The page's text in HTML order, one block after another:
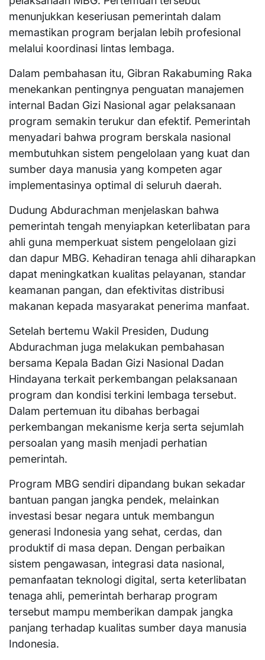
menunjukkan keseriusan pemerintah dalam
memastikan program berjalan lebih profesional
melalui koordinasi lintas lembaga.
Dalam pembahasan itu, Gibran Rakabuming Raka
menekankan pentingnya penguatan manajemen
internal Badan Gizi Nasional agar pelaksanaan
program semakin terukur dan efektif. Pemerintah
menyadari bahwa program berskala nasional
membutuhkan sistem pengelolaan yang kuat dan
sumber daya manusia yang kompeten agar
implementasinya optimal di seluruh daerah.
Dudung Abdurachman menjelaskan bahwa
pemerintah tengah menyiapkan keterlibatan para
ahli guna memperkuat sistem pengelolaan gizi
dan dapur MBG. Kehadiran tenaga ahli diharapkan
dapat meningkatkan kualitas pelayanan, standar
keamanan pangan, dan efektivitas distribusi
makanan kepada masyarakat penerima manfaat.
Setelah bertemu Wakil Presiden, Dudung
Abdurachman juga melakukan pembahasan
bersama Kepala Badan Gizi Nasional Dadan
Hindayana terkait perkembangan pelaksanaan
program dan kondisi terkini lembaga tersebut.
Dalam pertemuan itu dibahas berbagai
perkembangan mekanisme kerja serta sejumlah
persoalan yang masih menjadi perhatian
pemerintah.
Program MBG sendiri dipandang bukan sekadar
bantuan pangan jangka pendek, melainkan
investasi besar negara untuk membangun
generasi Indonesia yang sehat, cerdas, dan
produktif di masa depan. Dengan perbaikan
sistem pengawasan, integrasi data nasional,
pemanfaatan teknologi digital, serta keterlibatan
tenaga ahli, pemerintah berharap program
tersebut mampu memberikan dampak jangka
panjang terhadap kualitas sumber daya manusia
Indonesia.